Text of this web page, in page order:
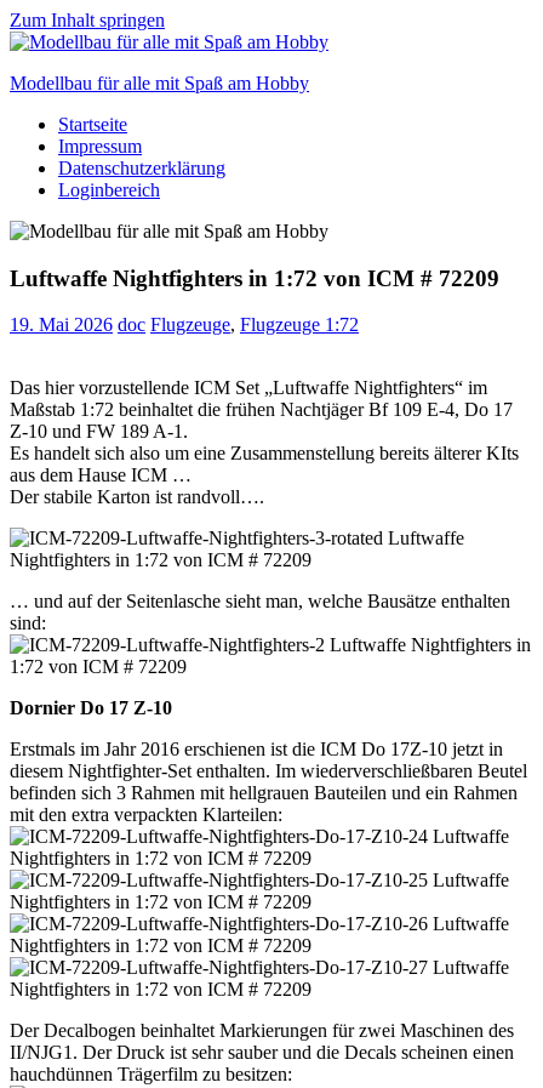
Zum Inhalt springen
Modellbau für alle mit Spaß am Hobby
Scale
modelling
to
Startseite
Impressum
Datenschutzerklärung
Loginbereich
Luftwaffe Nightfighters in 1:72 von ICM # 72209
19. Mai 2026 doc Flugzeuge, Flugzeuge 1:72
Das hier vorzustellende ICM Set „Luftwaffe Nightfighters“ im
Maßstab 1:72 beinhaltet die frühen Nachtjäger Bf 109 E-4, Do 17
Z-10 und FW 189 A-1.
Es handelt sich also um eine Zusammenstellung bereits älterer KIts
aus dem Hause ICM …
Der stabile Karton ist randvoll….
… und auf der Seitenlasche sieht man, welche Bausätze enthalten
sind:
Dornier Do 17 Z-10
Erstmals im Jahr 2016 erschienen ist die ICM Do 17Z-10 jetzt in
diesem Nightfighter-Set enthalten. Im wiederverschließbaren Beutel
befinden sich 3 Rahmen mit hellgrauen Bauteilen und ein Rahmen
mit den extra verpackten Klarteilen:
Der Decalbogen beinhaltet Markierungen für zwei Maschinen des
II/NJG1. Der Druck ist sehr sauber und die Decals scheinen einen
hauchdünnen Trägerfilm zu besitzen: